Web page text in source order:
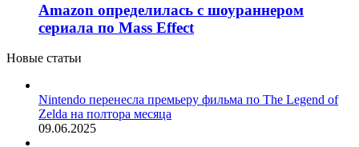
Amazon определилась с шоураннером
сериала по Mass Effect
Новые статьи
Nintendo перенесла премьеру фильма по The Legend of
Zelda на полтора месяца
09.06.2025